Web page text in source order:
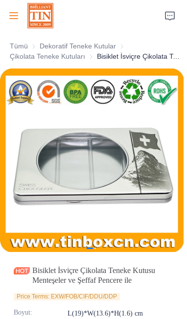
Tümü Dekoratif Teneke Kutular Dekoratif Teneke
Çikolata Teneke Kutuları Çikolata Teneke Kutuları Bisiklet İsviçre Çikolata Teneke Kutusu Menteşeler ve Şeffaf Pencere ile
Bisiklet İsviçre Çikolata Teneke Kutusu
Menteşeler ve Şeffaf Pencere ile
Price Terms: EXW/FOB/CIF/DDU/DDP
Boyut: L(19)*W(13.6)*H(1.6) cm
Ana Sayfa
Şirket
Ürünler
Müşteri Hizmetleri
Fuarlar 2026
Sertifikalar
Sürdürülebilirlik
Haberler